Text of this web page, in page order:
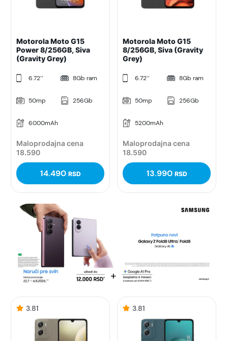
Motorola Moto G15
Power 8/256GB, Siva
(Gravity Grey)
6.72’’ 8Gb ram
50mp 256Gb
6000mAh
Maloprodajna cena
18.590
14.490 RSD
Motorola Moto G15
8/256GB, Siva (Gravity
Grey)
6.72’’ 8Gb ram
50mp 256Gb
5200mAh
Maloprodajna cena
18.590
13.990 RSD
3.81 3.81